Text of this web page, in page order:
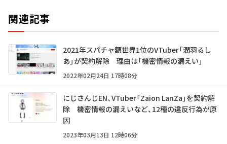
関連記事
2021年スパチャ額世界1位のVTuber「潤羽るし
あ」が契約解除 理由は「機密情報の漏えい」
2022年02月24日 17時08分
にじさんじEN、VTuber「Zaion LanZa」を契約解
除 機密情報の漏えいなど、12種の違反行為が原
因
2023年03月13日 12時06分